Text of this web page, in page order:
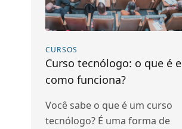
CURSOS
Curso tecnólogo: o que é e
como funciona?
Você sabe o que é um curso
tecnólogo? É uma forma de